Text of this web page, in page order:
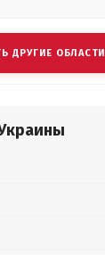
ДРУГИЕ ОБЛАСТИ